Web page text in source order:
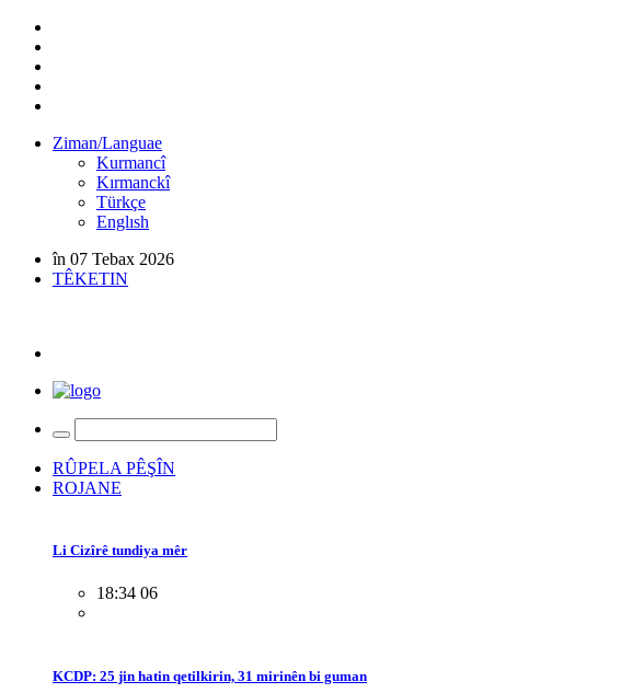
Ziman/Languae
Kurmancî
Kırmanckî
Türkçe
Englısh
în 07 Tebax 2026
TÊKETIN
RÛPELA PÊŞÎN
ROJANE
Li Cizîrê tundiya mêr
18:34 06
KCDP: 25 jin hatin qetilkirin, 31 mirinên bi guman